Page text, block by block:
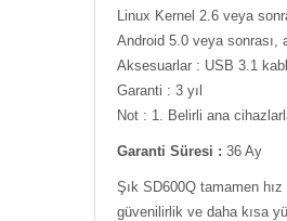
Linux Kernel 2.6 veya
Android 5.0 veya sonrası,
Aksesuarlar : USB 3.1
Garanti : 3 yıl
Not : 1. Belirli ana
Garanti Süresi : 36 Ay
Şık SD600Q tamamen
güvenilirlik ve daha kısa